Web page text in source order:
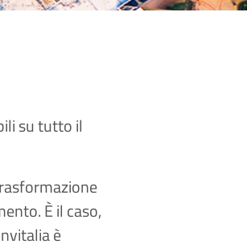
su tutto il
È il caso,
è